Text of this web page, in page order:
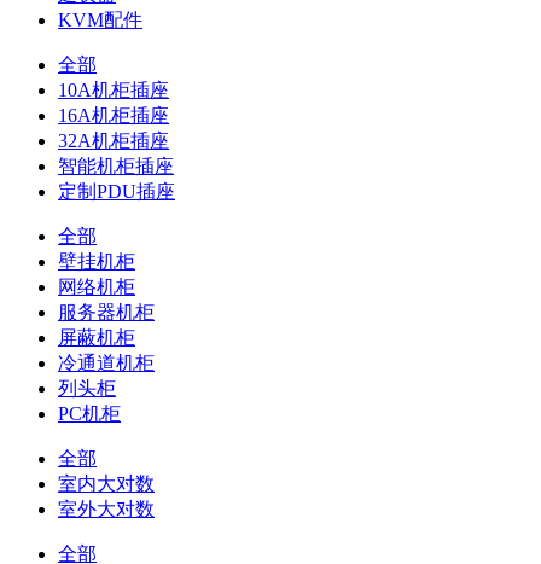
KVM配件
全部
10A机柜插座
16A机柜插座
32A机柜插座
智能机柜插座
定制PDU插座
全部
壁挂机柜
网络机柜
服务器机柜
屏蔽机柜
冷通道机柜
列头柜
PC机柜
全部
室内大对数
室外大对数
全部